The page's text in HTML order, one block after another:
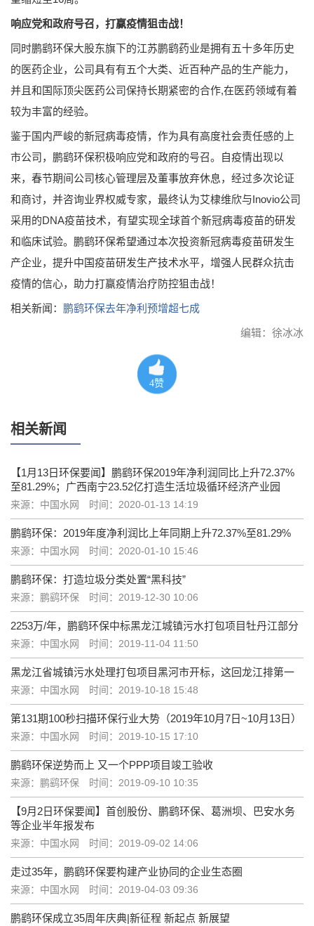
响应党和政府号召，打赢疫情狙击战！
同时鹏鹞环保大股东旗下的江苏鹏鹞药业是拥有五十多年历史
的医药企业，公司具有有五个大类、近百种产品的生产能力，
并且和国际顶尖医药公司保持长期紧密的合作,在医药领域有着
较为丰富的经验。
鉴于国内严峻的新冠病毒疫情，作为具有高度社会责任感的上
市公司，鹏鹞环保积极响应党和政府的号召。自疫情出现以
来，春节期间公司核心管理层及董事放弃休息，经过多次论证
和商讨，并咨询业界权威专家，最终认为艾棣维欣与Inovio公司
采用的DNA疫苗技术，有望实现全球首个新冠病毒疫苗的研发
和临床试验。鹏鹞环保希望通过本次投资新冠病毒疫苗研发生
产企业，提升中国疫苗研发生产技术水平，增强人民群众抗击
疫情的信心，助力打赢疫情治疗防控狙击战！
相关新闻： 鹏鹞环保去年净利预增超七成
编辑：徐冰冰
4赞
相关新闻
【1月13日环保要闻】鹏鹞环保2019年净利润同比上升72.37%
至81.29%；广西南宁23.52亿打造生活垃圾循环经济产业园
来源：中国水网 时间：2020-01-13 14:19
鹏鹞环保：2019年度净利润比上年同期上升72.37%至81.29%
来源：中国水网 时间：2020-01-10 15:46
鹏鹞环保：打造垃圾分类处置“黑科技”
来源：鹏鹞环保 时间：2019-12-30 10:06
2253万/年，鹏鹞环保中标黑龙江城镇污水打包项目牡丹江部分
来源：中国水网 时间：2019-11-04 11:50
黑龙江省城镇污水处理打包项目黑河市开标，这回龙江排第一
来源：中国水网 时间：2019-10-18 15:48
第131期100秒扫描环保行业大势（2019年10月7日~10月13日）
来源：中国水网 时间：2019-10-15 17:10
鹏鹞环保逆势而上 又一个PPP项目竣工验收
来源：鹏鹞环保 时间：2019-09-10 10:35
【9月2日环保要闻】首创股份、鹏鹞环保、葛洲坝、巴安水务
等企业半年报发布
来源：中国水网 时间：2019-09-02 14:06
走过35年，鹏鹞环保要构建产业协同的企业生态圈
来源：中国水网 时间：2019-04-03 09:36
鹏鹞环保成立35周年庆典|新征程 新起点 新展望